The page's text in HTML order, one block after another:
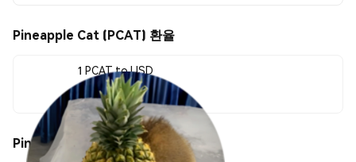
Pineapple Cat (PCAT) 환율
1 PCAT to USD
$0.0000077
Pineapple Cat (PCAT) 가격 움직임